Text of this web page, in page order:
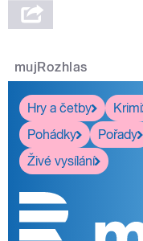
mujRozhlas
Hry a četby
Krimi
Pohádky
Pořady
Živé vysílání